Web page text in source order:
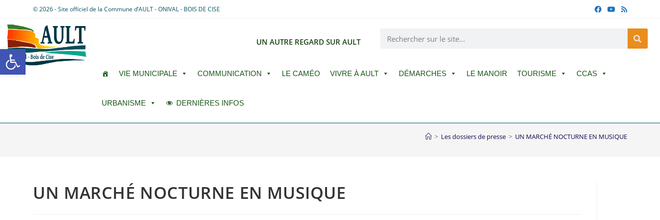
Ouvrir la barre d’outils
© 2026 - Site officiel de la Commune d’AULT - ONIVAL - BOIS DE CISE
UN AUTRE REGARD SUR AULT
VIE MUNICIPALE COMMUNICATION LE CAMÉO VIVRE À AULT DÉMARCHES LE MANOIR TOURISME CCAS
URBANISME DERNIÈRES INFOS
> Les dossiers de presse > UN MARCHÉ NOCTURNE EN MUSIQUE
UN MARCHÉ NOCTURNE EN MUSIQUE